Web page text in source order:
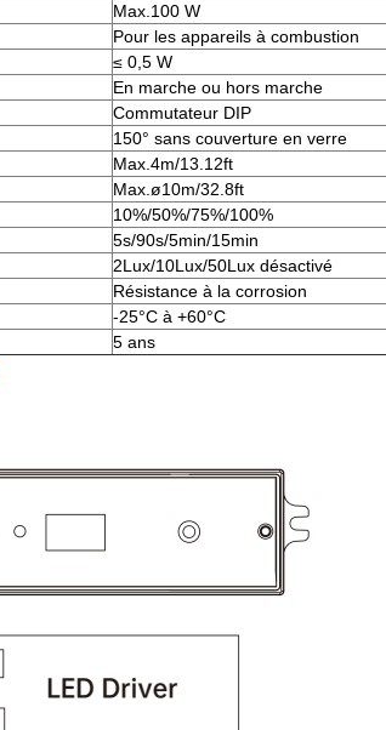
Max.100 W
Pour les appareils à combustion
≤ 0,5 W
En marche ou hors marche
Commutateur DIP
150° sans couverture en verre
Max.4m/13.12ft
Max.ø10m/32.8ft
10%/50%/75%/100%
5s/90s/5min/15min
2Lux/10Lux/50Lux désactivé
Résistance à la corrosion
-25°C à +60°C
5 ans